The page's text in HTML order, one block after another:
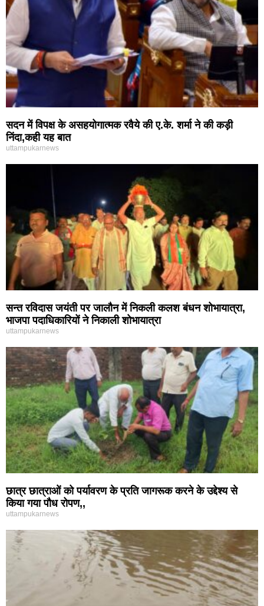
सदन में विपक्ष के असहयोगात्मक रवैये की ए.के. शर्मा ने की कड़ी
निंदा,कही यह बात
uttampukarnews
सन्त रविदास जयंती पर जालौन में निकली कलश बंधन शोभायात्रा,
भाजपा पदाधिकारियों ने निकाली शोभायात्रा
uttampukarnews
छात्र छात्राओं को पर्यावरण के प्रति जागरूक करने के उद्देश्य से
किया गया पौध रोपण,,
uttampukarnews